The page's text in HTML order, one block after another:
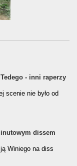
- inni raperzy
scenie nie było od
dissem
Winiego na diss